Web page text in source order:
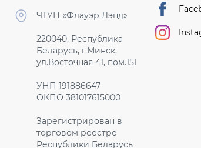
ЧТУП «Флауэр Лэнд»
220040, Республика
Беларусь, г.Минск,
ул.Восточная 41, пом.151
УНП 191886647
ОКПО 381017615000
Зарегистрирован в
торговом реестре
Республики Беларусь